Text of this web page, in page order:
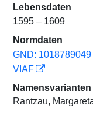
Lebensdaten
1595 – 1609
Normdaten
GND: 1018789049
VIAF
Namensvarianten
Rantzau,